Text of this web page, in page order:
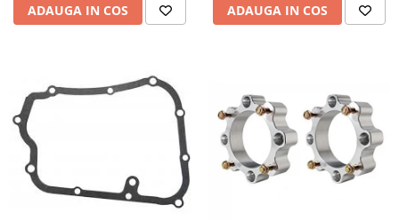
ADAUGA IN COS ADAUGA IN COS